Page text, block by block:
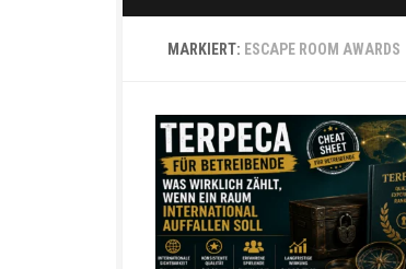
MARKIERT: ESCAPE ROOM AWARDS